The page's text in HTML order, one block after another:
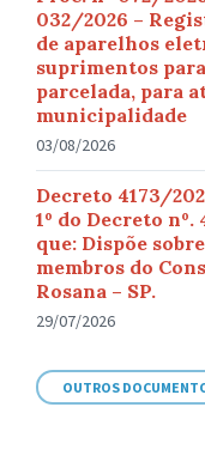
032/2026 –
de aparelhos
suprimentos
parcelada, para
municipalidade
03/08/2026
Decreto 4173/
1º do Decreto
que: Dispõe
membros do
Rosana – SP.
29/07/2026
OUTROS